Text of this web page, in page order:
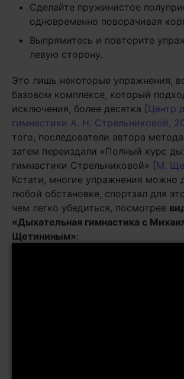
Сделайте пружинистое
одновременно поворачивая
Выпрямитесь и повторите
левую сторону.
Это лишь некоторые упражнения,
базовом комплексе, который
исключения, более десятка [Центр
гимнастики А. Н. Стрельниковой,
того, последователи автора
затем переиздали «Полный курс
гимнастики Стрельниковой» [М.
Кстати, многие упражнения можно
любой обстановке, спортзал для
чем легко убедиться, посмотрев
«Дыхательная гимнастика с
Щетининым»: